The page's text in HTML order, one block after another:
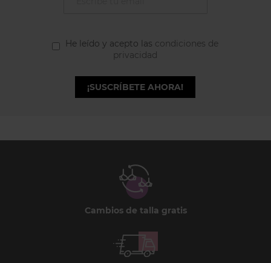
He leído y acepto las condiciones de
privacidad
¡SUSCRÍBETE AHORA!
Cambios de talla gratis